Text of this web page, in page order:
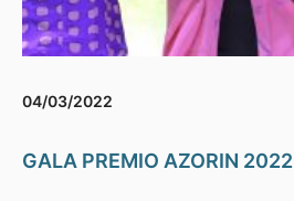
04/03/2022
GALA PREMIO AZORIN 2022